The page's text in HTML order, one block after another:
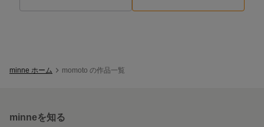
minne ホーム momoto の作品一覧
minneを知る